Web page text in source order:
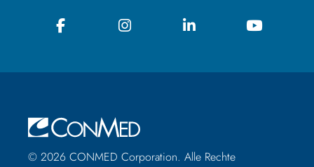
© 2026 CONMED Corporation. Alle Rechte